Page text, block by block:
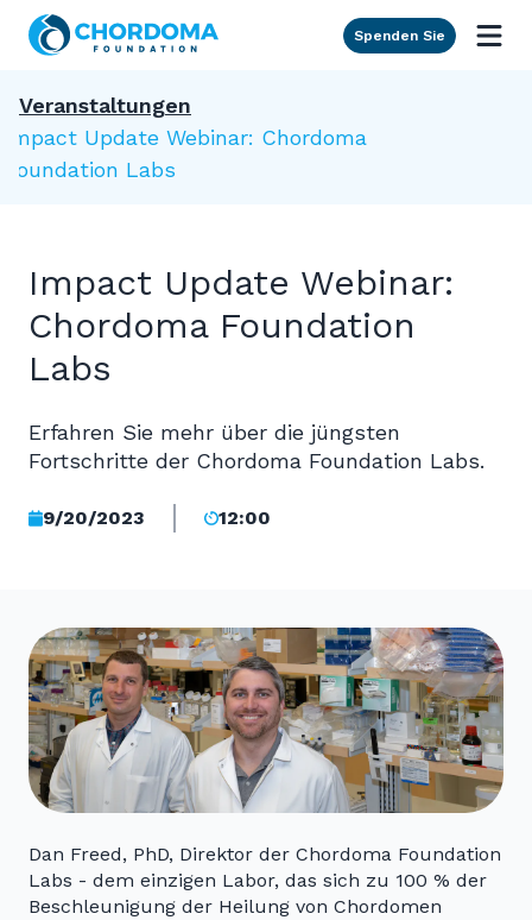
Skip to Main Content
Spenden Sie
Veranstaltungen
Impact Update Webinar: Chordoma
Foundation Labs
Impact Update Webinar:
Chordoma Foundation
Labs
Erfahren Sie mehr über die jüngsten
Fortschritte der Chordoma Foundation Labs.
9/20/2023 12:00
Dan Freed, PhD, Direktor der Chordoma Foundation
Labs - dem einzigen Labor, das sich zu 100 % der
Beschleunigung der Heilung von Chordomen